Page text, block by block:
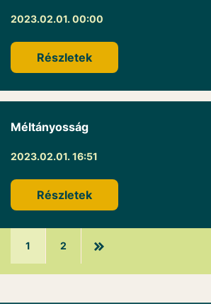
2023.02.01. 00:00
Részletek
Méltányosság
2023.02.01. 16:51
Részletek
1 2